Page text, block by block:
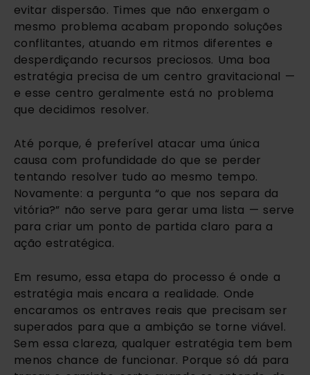
evitar dispersão. Times que não enxergam o
mesmo problema acabam propondo soluções
conflitantes, atuando em ritmos diferentes e
desperdiçando recursos preciosos. Uma boa
estratégia precisa de um centro gravitacional —
e esse centro geralmente está no problema
que decidimos resolver.
Até porque, é preferível atacar uma única
causa com profundidade do que se perder
tentando resolver tudo ao mesmo tempo.
Novamente: a pergunta “o que nos separa da
vitória?” não serve para gerar uma lista — serve
para criar um ponto de partida claro para a
ação estratégica.
Em resumo, essa etapa do processo é onde a
estratégia mais encara a realidade. Onde
encaramos os entraves reais que precisam ser
superados para que a ambição se torne viável.
Sem essa clareza, qualquer estratégia tem bem
menos chance de funcionar. Porque só dá para